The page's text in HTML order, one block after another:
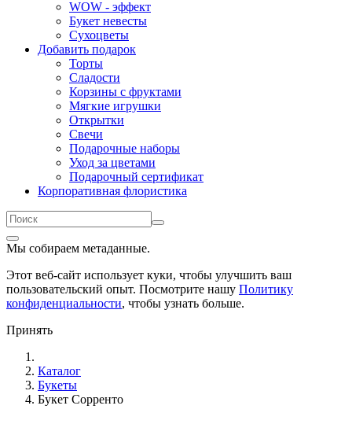
WOW - эффект
Букет невесты
Сухоцветы
Добавить подарок
Торты
Сладости
Корзины с фруктами
Мягкие игрушки
Открытки
Свечи
Подарочные наборы
Уход за цветами
Подарочный сертификат
Корпоративная флористика
Мы собираем метаданные.
Этот веб-сайт использует куки, чтобы улучшить ваш
пользовательский опыт. Посмотрите нашу Политику
конфиденциальности, чтобы узнать больше.
Принять
Каталог
Букеты
Букет Сорренто